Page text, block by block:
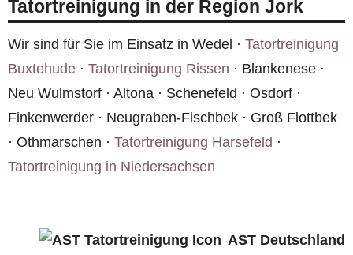
Kosten Sie rechnen müssen. Rufen Sie uns unter
0800 6003005an oder nutzen Sie das
Kontaktformular.
Tatortreinigung in der Region Jork
Wir sind für Sie im Einsatz in Wedel · Tatortreinigung
Buxtehude · Tatortreinigung Rissen · Blankenese ·
Neu Wulmstorf · Altona · Schenefeld · Osdorf ·
Finkenwerder · Neugraben-Fischbek · Groß Flottbek
· Othmarschen · Tatortreinigung Harsefeld ·
Tatortreinigung in Niedersachsen
AST Deutschland